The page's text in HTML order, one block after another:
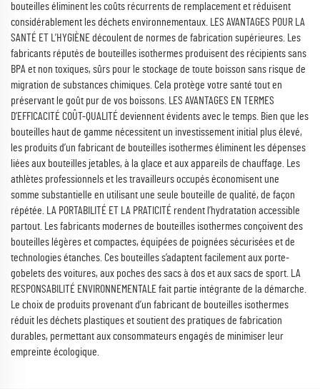
bouteilles éliminent les coûts récurrents de remplacement et réduisent
considérablement les déchets environnementaux. LES AVANTAGES POUR LA
SANTÉ ET L’HYGIÈNE découlent de normes de fabrication supérieures. Les
fabricants réputés de bouteilles isothermes produisent des récipients sans
BPA et non toxiques, sûrs pour le stockage de toute boisson sans risque de
migration de substances chimiques. Cela protège votre santé tout en
préservant le goût pur de vos boissons. LES AVANTAGES EN TERMES
D’EFFICACITÉ COÛT-QUALITÉ deviennent évidents avec le temps. Bien que les
bouteilles haut de gamme nécessitent un investissement initial plus élevé,
les produits d’un fabricant de bouteilles isothermes éliminent les dépenses
liées aux bouteilles jetables, à la glace et aux appareils de chauffage. Les
athlètes professionnels et les travailleurs occupés économisent une
somme substantielle en utilisant une seule bouteille de qualité, de façon
répétée. LA PORTABILITÉ ET LA PRATICITÉ rendent l’hydratation accessible
partout. Les fabricants modernes de bouteilles isothermes conçoivent des
bouteilles légères et compactes, équipées de poignées sécurisées et de
technologies étanches. Ces bouteilles s’adaptent facilement aux porte-
gobelets des voitures, aux poches des sacs à dos et aux sacs de sport. LA
RESPONSABILITÉ ENVIRONNEMENTALE fait partie intégrante de la démarche.
Le choix de produits provenant d’un fabricant de bouteilles isothermes
réduit les déchets plastiques et soutient des pratiques de fabrication
durables, permettant aux consommateurs engagés de minimiser leur
empreinte écologique.